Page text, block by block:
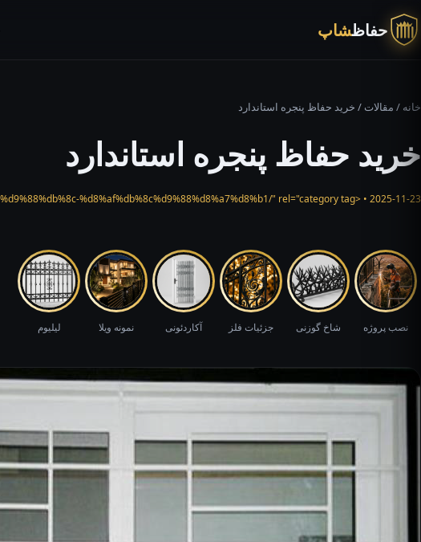
حفاظشاپ
خانه / مقالات / خرید حفاظ پنجره استاندارد
خرید حفاظ پنجره استاندارد
2025-11-23 • <a href="https://hefazshop.com/category/services/%d9%86%d8%b1%d8%af%d9%87-%d8%b1%d9%88%db%8c-%d8%af%db%8c%d9%88%d8%a7%d8%b1/" rel="category tag">نرده روی دیوار</a>
نصب پروژه شاخ گوزنی جزئیات فلز آکاردئونی نمونه ویلا لیلیوم